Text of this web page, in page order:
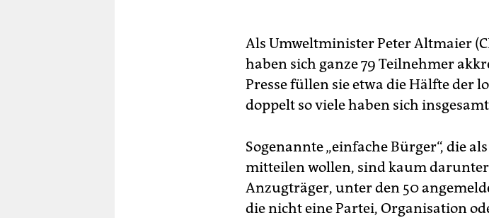
Als Umweltminister Peter Altmaier
haben sich ganze 79 Teilnehmer
Presse füllen sie etwa die Hälfte der
doppelt so viele haben sich
Sogenannte „einfache Bürger“, die
mitteilen wollen, sind kaum
Anzugträger, unter den 50
die nicht eine Partei, Organisation